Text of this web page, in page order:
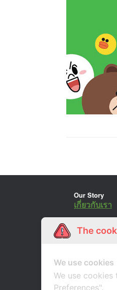
Our Story
เกี่ยวกับเรา
The
We use cookies
We use
Preferences".